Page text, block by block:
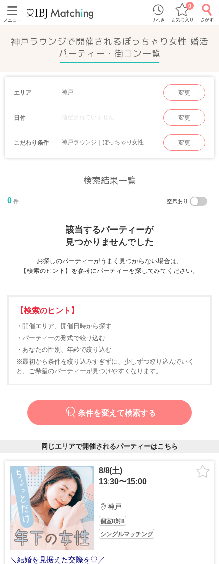
メニュー りれき お気に入り
0
さがす
神戸ラウンジで開催されるぽっちゃり女性 婚活
パーティー・街コン一覧
エリア 神戸 変更
日付 指定されていません 変更
こだわり条件 神戸ラウンジ｜ぽっちゃり女性 変更
検索結果一覧
0 件 空席あり
該当するパーティーが
見つかりませんでした
お探しのパーティーがうまく見つからない場合は、
【検索のヒント】を参考にパーティーを探してみてください。
【検索のヒント】
・開催エリア、開催日時から探す
・パーティーの形式で絞り込む
・あなたの性別、年齢で絞り込む
※最初から条件を絞り込みすぎずに、少しずつ絞り込んでいく
と、ご希望のパーティーが見つけやすくなります。
条件を変えて検索する
同じエリアで開催されるパーティーはこちら
8/8(土)
13:30〜15:00
神戸
個室8対8
シングルマッチング
＼結婚を見据えた交際を♡／